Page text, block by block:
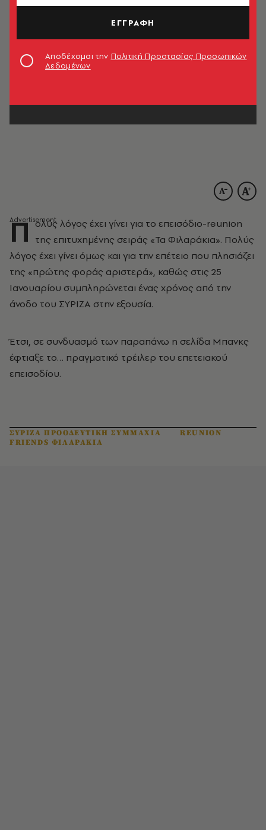
Π ολύς λόγος έχει γίνει για το επεισόδιο-reunion
της επιτυχημένης σειράς «Τα Φιλαράκια». Πολύς
λόγος έχει γίνει όμως και για την επέτειο που πλησιάζει
της «πρώτης φοράς αριστερά», καθώς στις 25
Ιανουαρίου συμπληρώνεται ένας χρόνος από την
άνοδο του ΣΥΡΙΖΑ στην εξουσία.
Έτσι, σε συνδυασμό των παραπάνω η σελίδα Μπανκς
έφτιαξε το… πραγματικό τρέιλερ του επετειακού
επεισοδίου.
ΣΥΡΙΖΑ ΠΡΟΟΔΕΥΤΙΚΗ ΣΥΜΜΑΧΙΑ
REUNION
FRIENDS ΦΙΛΑΡΑΚΙΑ
ΕΓΓΡΑΦΗ
Αποδέχομαι την Πολιτική Προστασίας Προσωπικών
Δεδομένων